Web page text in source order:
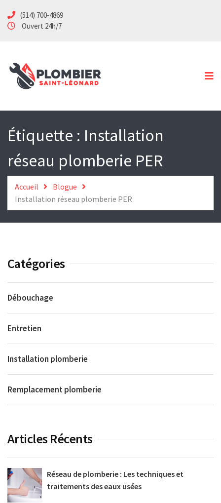
Accueil
Spécialités
Soumission
Contact
(514) 700-4869
Ouvert 24h/7
Étiquette : Installation
réseau plomberie PER
Accueil
Blogue
Installation réseau plomberie PER
Catégories
Débouchage
Entretien
Installation plomberie
Remplacement plomberie
Articles Récents
Réseau de plomberie : Les techniques et
traitements des eaux usées